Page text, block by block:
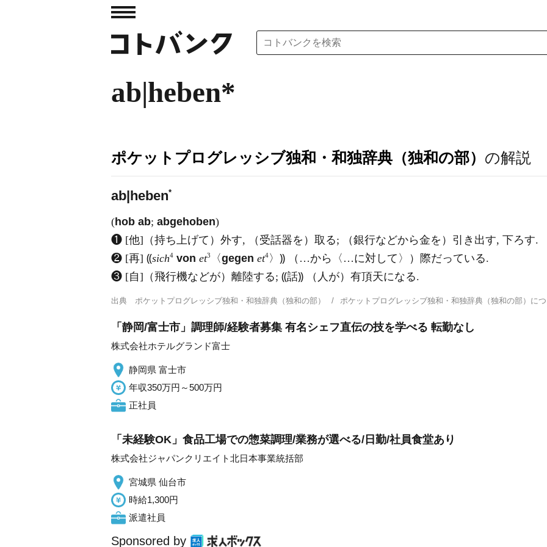
ab|heben*
ポケットプログレッシブ独和・和独辞典（独和の部） の解説
ab|heben*
(hob ab; abgehoben)
❶ [他]（持ち上げて）外す, （受話器を）取る; （銀行などから金を）引き出す, 下ろす.
❷ [再] ⸨sich4 von et3 〈gegen et4 〉⸩ （…から〈…に対して〉）際だっている.
❸ [自]（飛行機などが）離陸する; ⸨話⸩ （人が）有頂天になる.
出典 ポケットプログレッシブ独和・和独辞典（独和の部） ポケットプログレッシブ独和・和独辞典（独和の部）
「静岡/富士市」調理師/経験者募集 有名シェフ直伝の技を学べる 転勤なし
株式会社ホテルグランド富士
静岡県 富士市
年収350万円～500万円
正社員
「未経験OK」食品工場での惣菜調理/業務が選べる/日勤/社員食堂あり
株式会社ジャパンクリエイト北日本事業統括部
宮城県 仙台市
時給1,300円
派遣社員
Sponsored by